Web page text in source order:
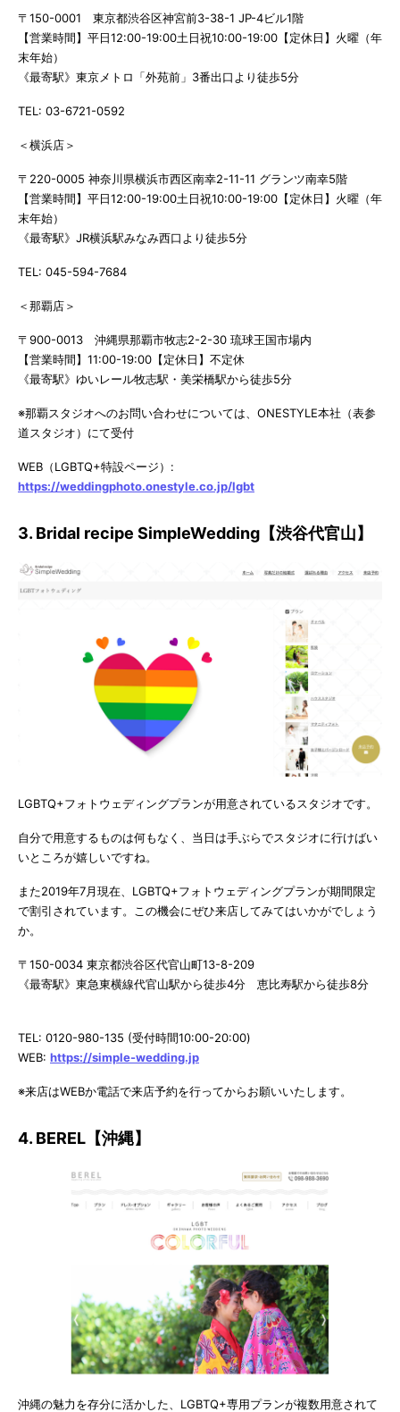
〒150-0001 東京都渋谷区神宮前3-38-1 JP-4ビル1階
【営業時間】平日12:00-19:00土日祝10:00-19:00【定休日】火曜（年
末年始）
《最寄駅》東京メトロ「外苑前」3番出口より徒歩5分
TEL: 03-6721-0592
＜横浜店＞
〒220-0005 神奈川県横浜市西区南幸2-11-11 グランツ南幸5階
【営業時間】平日12:00-19:00土日祝10:00-19:00【定休日】火曜（年
末年始）
《最寄駅》JR横浜駅みなみ西口より徒歩5分
TEL: 045-594-7684
＜那覇店＞
〒900-0013 沖縄県那覇市牧志2-2-30 琉球王国市場内
【営業時間】11:00-19:00【定休日】不定休
《最寄駅》ゆいレール牧志駅・美栄橋駅から徒歩5分
※那覇スタジオへのお問い合わせについては、ONESTYLE本社（表参
道スタジオ）にて受付
WEB（LGBTQ+特設ページ）:
https://weddingphoto.onestyle.co.jp/lgbt
3. Bridal recipe SimpleWedding【渋谷代官山】
LGBTQ+フォトウェディングプランが用意されているスタジオです。
自分で用意するものは何もなく、当日は手ぶらでスタジオに行けばい
いところが嬉しいですね。
また2019年7月現在、LGBTQ+フォトウェディングプランが期間限定
で割引されています。この機会にぜひ来店してみてはいかがでしょう
か。
〒150-0034 東京都渋谷区代官山町13-8-209
《最寄駅》東急東横線代官山駅から徒歩4分 恵比寿駅から徒歩8分
TEL: 0120-980-135 (受付時間10:00-20:00)
WEB: https://simple-wedding.jp
※来店はWEBか電話で来店予約を行ってからお願いいたします。
4. BEREL【沖縄】
沖縄の魅力を存分に活かした、LGBTQ+専用プランが複数用意されて